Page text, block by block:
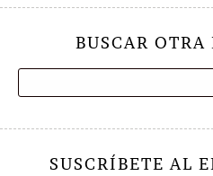
BUSCAR
SUSCRÍBETE AL